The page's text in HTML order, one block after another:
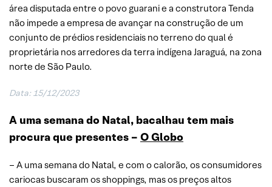
área disputada entre o povo guarani e a construtora Tenda
não impede a empresa de avançar na construção de um
conjunto de prédios residenciais no terreno do qual é
proprietária nos arredores da terra indígena Jaraguá, na zona
norte de São Paulo.
Data: 15/12/2023
A uma semana do Natal, bacalhau tem mais
procura que presentes – O Globo
– A uma semana do Natal, e com o calorão, os consumidores
cariocas buscaram os shoppings, mas os preços altos